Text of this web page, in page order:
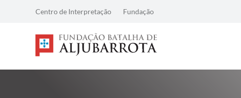
Centro de Interpretação Fundação